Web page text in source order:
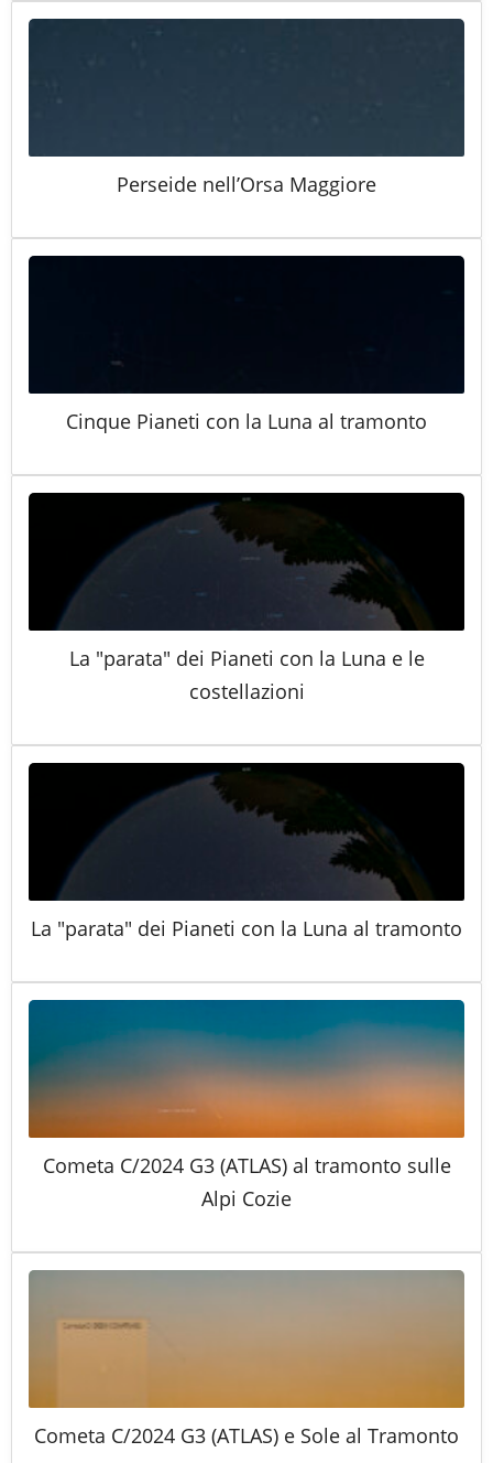
Perseide nell’Orsa Maggiore
Cinque Pianeti con la Luna al tramonto
La "parata" dei Pianeti con la Luna e le
costellazioni
La "parata" dei Pianeti con la Luna al tramonto
Cometa C/2024 G3 (ATLAS) al tramonto sulle
Alpi Cozie
Cometa C/2024 G3 (ATLAS) e Sole al Tramonto